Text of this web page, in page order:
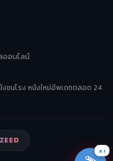
อนไลน์
ชนโรง หนังใหม่อัพเดทตลอด 24
AI